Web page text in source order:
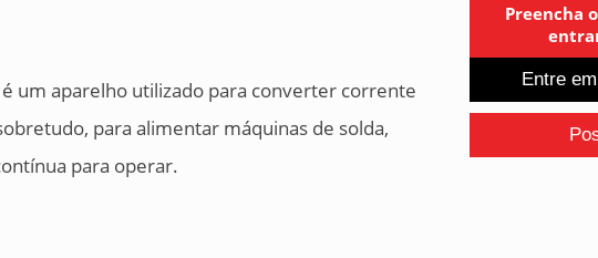
um aparelho utilizado para converter corrente
para alimentar máquinas de solda,
para operar.
Preencha
Entre